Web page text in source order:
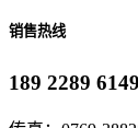
销售热线
189 2289 6149